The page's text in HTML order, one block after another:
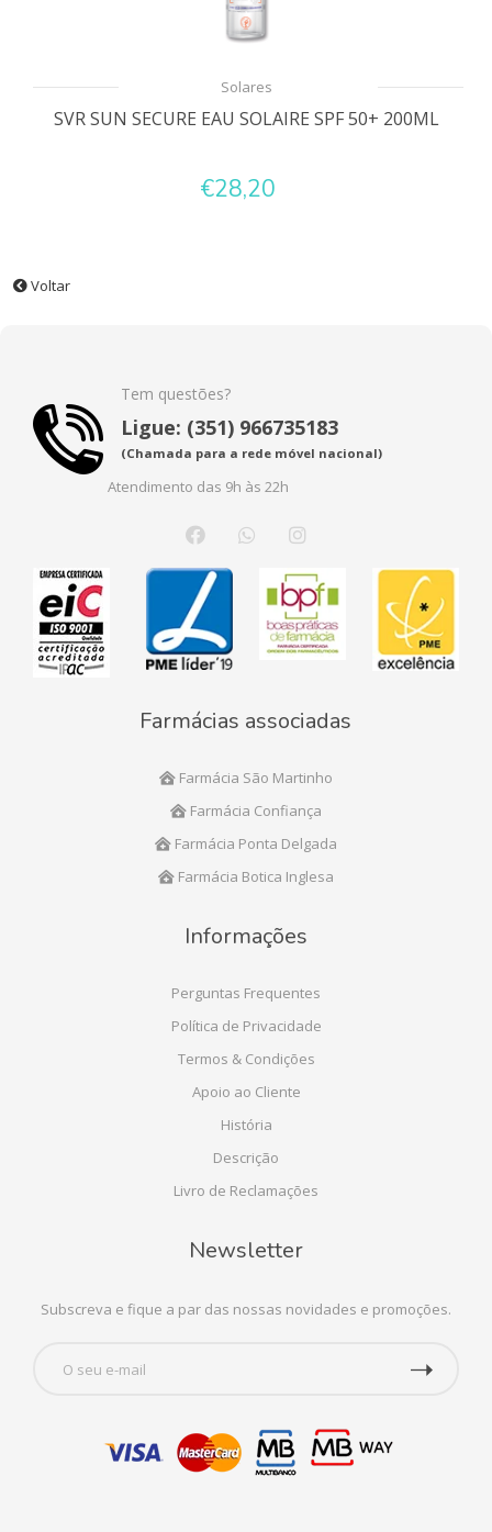
Solares
SVR SUN SECURE EAU SOLAIRE SPF 50+ 200ML
€28,20
Voltar
Tem questões?
Ligue: (351) 966735183
(Chamada para a rede móvel nacional)
Atendimento das 9h às 22h
Farmácias associadas
Farmácia São Martinho
Farmácia Confiança
Farmácia Ponta Delgada
Farmácia Botica Inglesa
Informações
Perguntas Frequentes
Política de Privacidade
Termos & Condições
Apoio ao Cliente
História
Descrição
Livro de Reclamações
Newsletter
Subscreva e fique a par das nossas novidades e promoções.